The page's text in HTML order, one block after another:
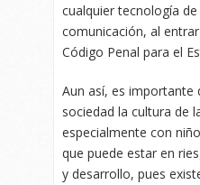
cualquier tecnología
comunicación, al
Código Penal para el
Aun así, es importante
sociedad la cultura de
especialmente con
que puede estar en
y desarrollo, pues